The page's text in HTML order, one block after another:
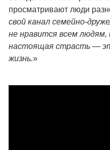
просматривают люди
свой канал семейно-
не нравится всем
настоящая страсть —
жизнь.»